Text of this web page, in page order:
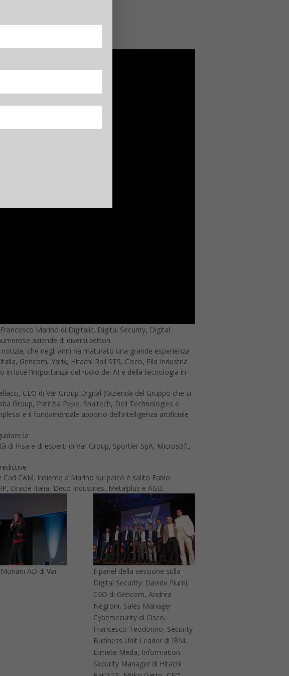
Marino di Digitalic. Digital Security, Digital
aziende di diversi settori.
che negli anni ha maturato una grande esperienza
Gencom, Yarix, Hitachi Rail STS, Cisco, Fila Industria
luce l’importanza del ruolo dei AI e della tecnologia in
CEO di Var Group Digital (l’azienda del Gruppo che si
Group, Patrizia Pepe, Snaitech, Dell Technologies e
e il fondamentale apporto dell’intelligenza artificiale
la
di Pisa e di esperti di Var Group, Sportler SpA, Microsoft,
CAM. Insieme a Marino sul palco è salito Fabio
Oracle Italia, Deco Industries, Metalplus e AGB.
AD di Var
Il panel della sessione sulla
Digital Security: Davide Fiumi,
CEO di Gencom, Andrea
Negroni, Sales Manager
Cybersecurity di Cisco,
Francesco Teodonno, Security
Business Unit Leader di IBM,
Ermete Meda, Information
Security Manager di Hitachi